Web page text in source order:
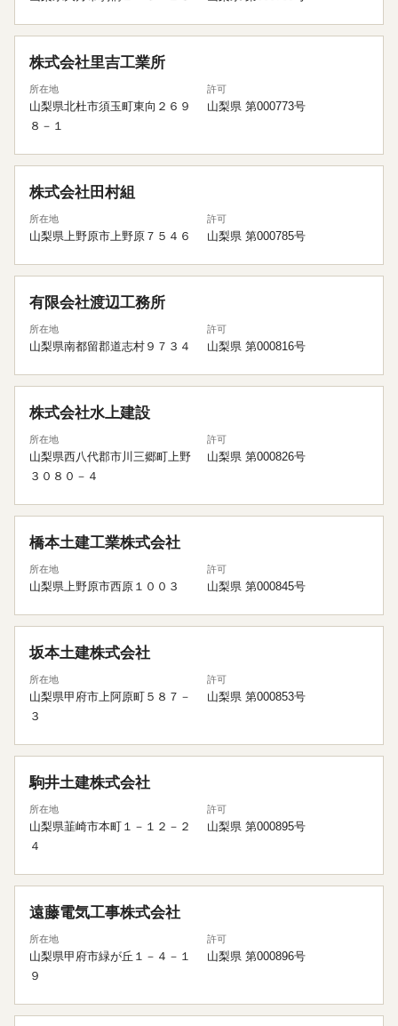
株式会社里吉工業所
所在地
山梨県北杜市須玉町東向２６９
８－１
許可
山梨県 第000773号
株式会社田村組
所在地
山梨県上野原市上野原７５４６
許可
山梨県 第000785号
有限会社渡辺工務所
所在地
山梨県南都留郡道志村９７３４
許可
山梨県 第000816号
株式会社水上建設
所在地
山梨県西八代郡市川三郷町上野
３０８０－４
許可
山梨県 第000826号
橋本土建工業株式会社
所在地
山梨県上野原市西原１００３
許可
山梨県 第000845号
坂本土建株式会社
所在地
山梨県甲府市上阿原町５８７－
３
許可
山梨県 第000853号
駒井土建株式会社
所在地
山梨県韮崎市本町１－１２－２
４
許可
山梨県 第000895号
遠藤電気工事株式会社
所在地
山梨県甲府市緑が丘１－４－１
９
許可
山梨県 第000896号